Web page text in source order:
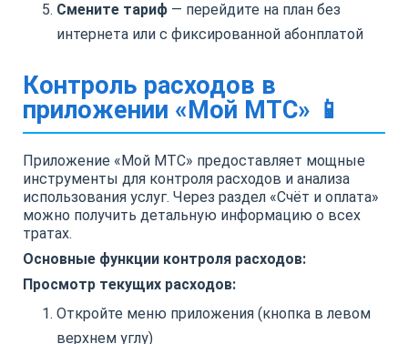
Смените тариф — перейдите на план без
интернета или с фиксированной абонплатой
Контроль расходов в
приложении «Мой МТС» 📱
Приложение «Мой МТС» предоставляет мощные
инструменты для контроля расходов и анализа
использования услуг. Через раздел «Счёт и оплата»
можно получить детальную информацию о всех
тратах.
Основные функции контроля расходов:
Просмотр текущих расходов:
Откройте меню приложения (кнопка в левом
верхнем углу)